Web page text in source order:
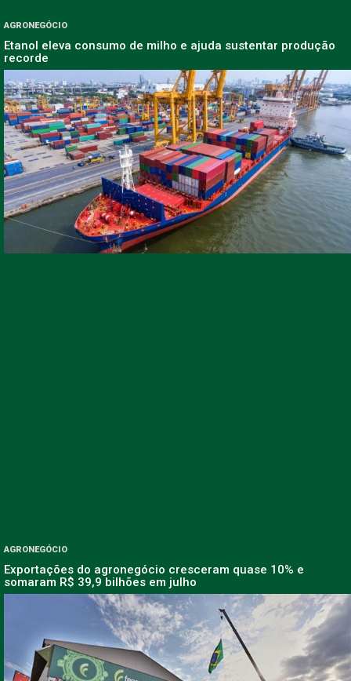
AGRONEGÓCIO
Etanol eleva consumo de milho e ajuda sustentar produção
recorde
AGRONEGÓCIO
Exportações do agronegócio cresceram quase 10% e
somaram R$ 39,9 bilhões em julho